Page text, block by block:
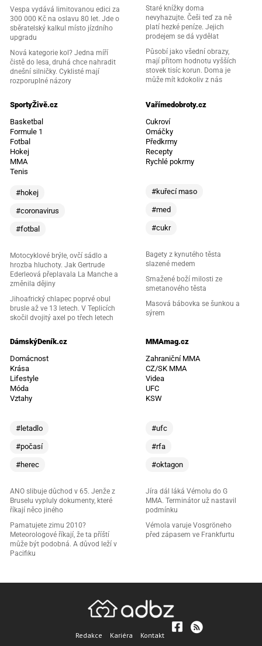
Vespa vydává limitovanou edici za
300 000 Kč na oslavu 80 let. Jde o
sběratelský kalkul místo jízdního
upgradu
Nová kategorie kol? Jedna míří
čistě do lesa, druhá chce nahradit
dnešní silničky. Cyklisté mají
rozporuplné názory
Staré knížky doma
nevyhazujte. Češi teď za ně
platí hezké peníze. Jejich
prodejem se dá vydělat
Působí jako všední obrazy,
mají přitom hodnotu vyšších
stovek tisíc korun. Doma je
může mít kdokoliv z nás
SportyŽivě.cz
Basketbal
Formule 1
Fotbal
Hokej
MMA
Tenis
#hokej
#coronavirus
#fotbal
Motocyklové brýle, ovčí sádlo a
hrozba hluchoty. Jak Gertrude
Ederleová přeplavala La Manche a
změnila dějiny
Jihoafrický chlapec poprvé obul
brusle až ve 13 letech. V Teplicích
skočil dvojitý axel po třech letech
Vařímedobroty.cz
Cukroví
Omáčky
Předkrmy
Recepty
Rychlé pokrmy
#kuřecí maso
#med
#cukr
Bagety z kynutého těsta
slazené medem
Smažené boží milosti ze
smetanového těsta
Masová bábovka se šunkou a
sýrem
DámskýDeník.cz
Domácnost
Krása
Lifestyle
Móda
Vztahy
#letadlo
#počasí
#herec
ANO slibuje důchod v 65. Jenže z
Bruselu vypluly dokumenty, které
říkají něco jiného
Pamatujete zimu 2010?
Meteorologové říkají, že ta příští
může být podobná. A důvod leží v
Pacifiku
MMAmag.cz
Zahraniční MMA
CZ/SK MMA
Videa
UFC
KSW
#ufc
#rfa
#oktagon
Jíra dál láká Vémolu do G
MMA. Terminátor už nastavil
podmínku
Vémola varuje Vosgröneho
před zápasem ve Frankfurtu
Redakce Kariéra Kontakt